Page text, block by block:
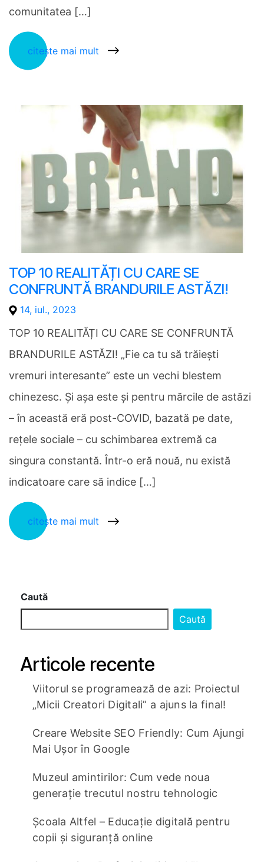
comunitatea […]
citește mai mult
TOP 10 REALITĂȚI CU CARE SE
CONFRUNTĂ BRANDURILE ASTĂZI!
14, iul., 2023
TOP 10 REALITĂȚI CU CARE SE CONFRUNTĂ
BRANDURILE ASTĂZI! „Fie ca tu să trăiești
vremuri interesante” este un vechi blestem
chinezesc. Și așa este și pentru mărcile de astăzi
– în această eră post-COVID, bazată pe date,
rețele sociale – cu schimbarea extremă ca
singura constantă. Într-o eră nouă, nu există
indicatoare care să indice […]
citește mai mult
Caută
Caută
Articole recente
Viitorul se programează de azi: Proiectul
„Micii Creatori Digitali” a ajuns la final!
Creare Website SEO Friendly: Cum Ajungi
Mai Ușor în Google
Muzeul amintirilor: Cum vede noua
generație trecutul nostru tehnologic
Școala Altfel – Educație digitală pentru
copii și siguranță online